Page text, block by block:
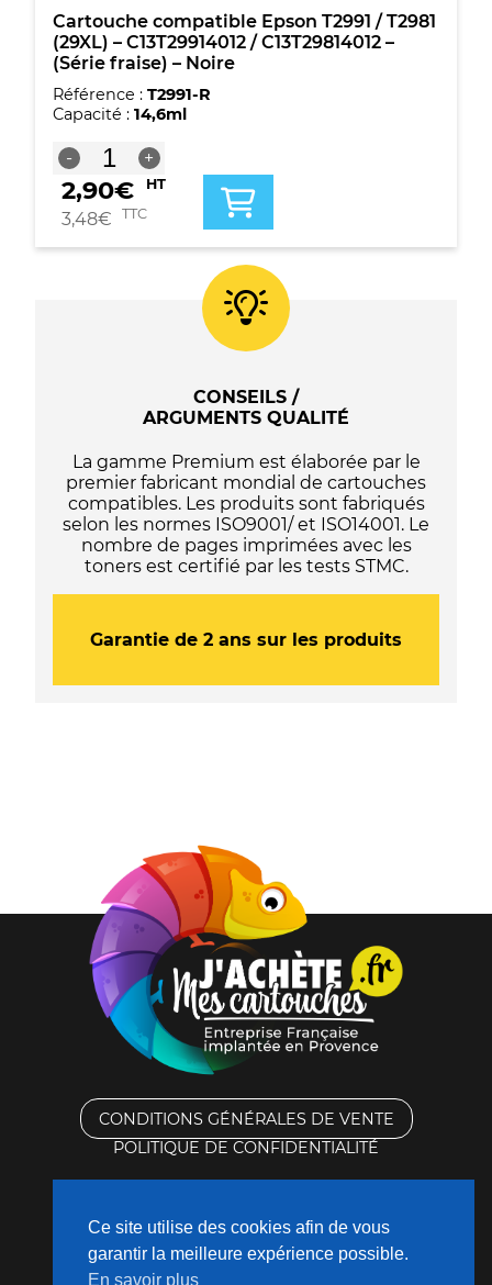
(Série
fraise)
-
Noire
Cartouche compatible Epson T2991 / T2981
(29XL) – C13T29914012 / C13T29814012 –
(Série fraise) – Noire
Référence : T2991-R
Capacité : 14,6ml
-
quantité
de
Cartouche
compatible
T2991
C13T29814012
fraise)
-
Noire
+
2,90€ HT
3,48€ TTC
CONSEILS /
ARGUMENTS QUALITÉ
La gamme Premium est élaborée par le
premier fabricant mondial de cartouches
compatibles. Les produits sont fabriqués
selon les normes ISO9001/ et ISO14001. Le
nombre de pages imprimées avec les
toners est certifié par les tests STMC.
Garantie de 2 ans sur les produits
CONDITIONS GÉNÉRALES DE VENTE
POLITIQUE DE CONFIDENTIALITÉ
CONTACTEZ-NOUS
Ce site utilise des cookies afin de vous
garantir la meilleure expérience possible.
En savoir plus